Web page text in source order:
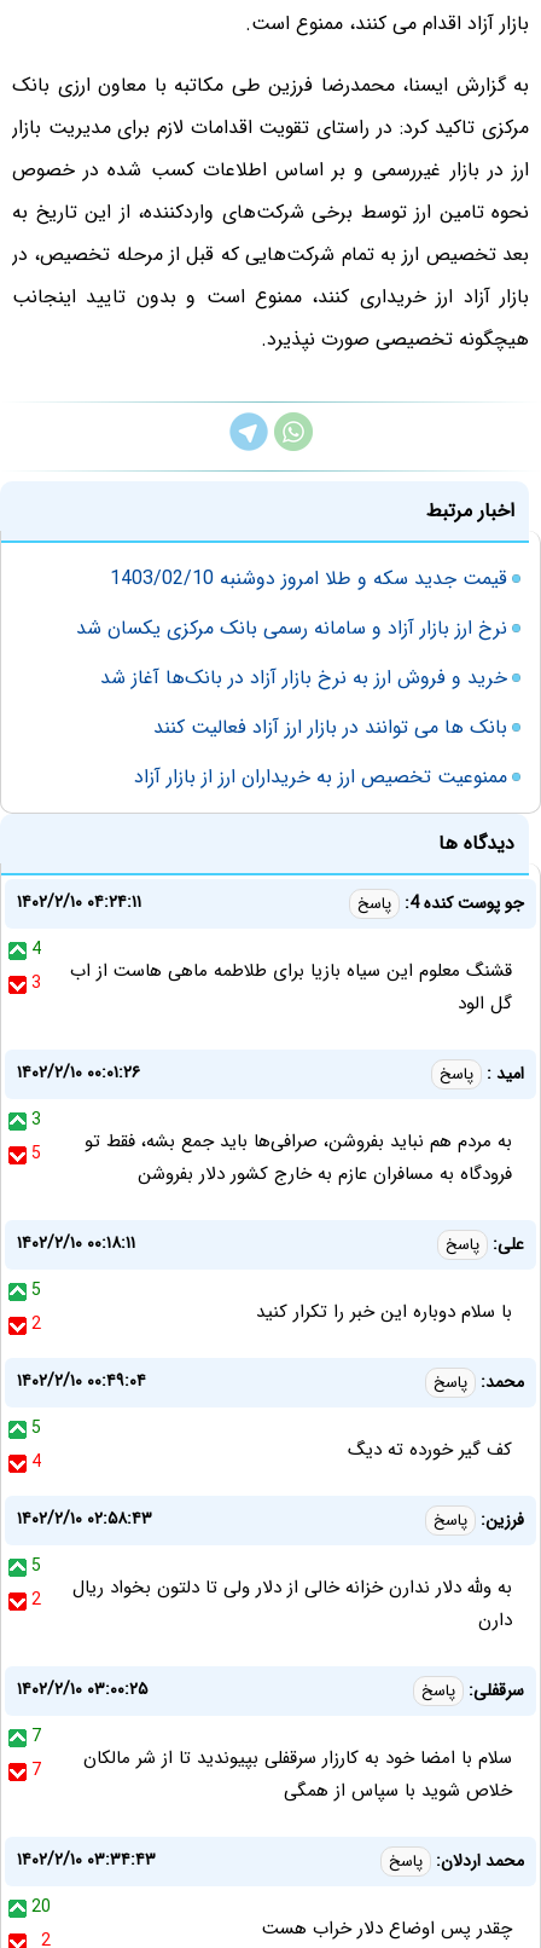
بازار آزاد اقدام می کنند، ممنوع است.
به گزارش ایسنا، محمدرضا فرزین طی مکاتبه با معاون ارزی بانک
مرکزی تاکید کرد: در راستای تقویت اقدامات لازم برای مدیریت بازار
ارز در بازار غیررسمی و بر اساس اطلاعات کسب‌ شده در خصوص
نحوه تامین ارز توسط برخی شرکت‌های واردکننده، از این تاریخ به
بعد تخصیص ارز به تمام شرکت‌هایی که قبل از مرحله تخصیص، در
بازار آزاد ارز خریداری کنند، ممنوع است و بدون تایید اینجانب
هیچگونه تخصیصی صورت نپذیرد.
اخبار مرتبط
قیمت جدید سکه و طلا امروز دوشنبه 1403/02/10
نرخ ارز بازار آزاد و سامانه رسمی بانک مرکزی یکسان شد
خرید و فروش ارز به نرخ بازار آزاد در بانک‌ها آغاز شد
بانک ها می توانند در بازار ارز آزاد فعالیت کنند
ممنوعیت تخصیص ارز به خریداران ارز از بازار آزاد
دیدگاه ها
جو پوست کنده 4: پاسخ
۱۴۰۲/۲/۱۰ ۰۴:۲۴:۱۱
4
3
قشنگ معلوم این سیاه بازیا برای طلاطمه ماهی هاست از اب
گل الود
امید : پاسخ
۱۴۰۲/۲/۱۰ ۰۰:۰۱:۲۶
3
5
به مردم هم نباید بفروشن، صرافی‌ها باید جمع بشه، فقط تو
فرودگاه به مسافران عازم به خارج کشور دلار بفروشن
علی: پاسخ
۱۴۰۲/۲/۱۰ ۰۰:۱۸:۱۱
5
2
با سلام دوباره این خبر را تکرار کنید
محمد: پاسخ
۱۴۰۲/۲/۱۰ ۰۰:۴۹:۰۴
5
4
کف گیر خورده ته دیگ
فرزین: پاسخ
۱۴۰۲/۲/۱۰ ۰۲:۵۸:۴۳
5
2
به ولله دلار ندارن خزانه خالی از دلار ولی تا دلتون بخواد ریال
دارن
سرقفلی: پاسخ
۱۴۰۲/۲/۱۰ ۰۳:۰۰:۲۵
7
7
سلام با امضا خود به کارزار سرقفلی بپیوندید تا از شر مالکان
خلاص شوید با سپاس از همگی
محمد اردلان: پاسخ
۱۴۰۲/۲/۱۰ ۰۳:۳۴:۴۳
20
2
چقدر پس اوضاع دلار خراب هست